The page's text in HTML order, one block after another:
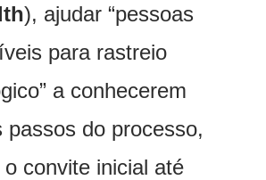
), ajudar “pessoas
para rastreio
a conhecerem
passos do processo,
o convite inicial até